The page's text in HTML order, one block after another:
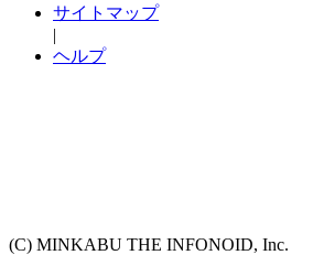
サイトマップ
|
ヘルプ
(C) MINKABU THE INFONOID, Inc.